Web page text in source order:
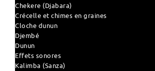
Chekere (Djabara)
Crécelle et chimes en graines
Cloche dunun
Djembé
Dunun
Effets sonores
Kalimba (Sanza)